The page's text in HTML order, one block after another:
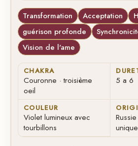
Transformation Acceptation
guérison profonde
Vision de l'ame
CHAKRA
Couronne · troisième
oeil
5 a 6
COULEUR
Violet lumineux avec
tourbillons